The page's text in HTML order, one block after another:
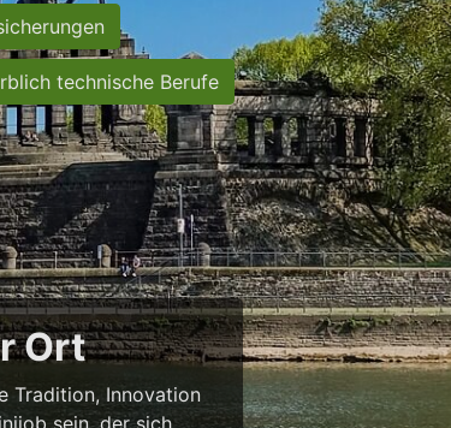
technische Berufe
Ort
Tradition, Innovation